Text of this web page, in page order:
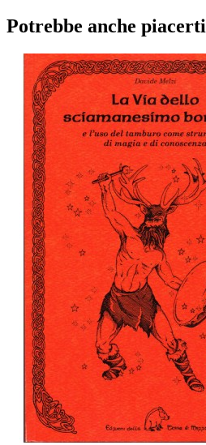
Potrebbe anche piacerti